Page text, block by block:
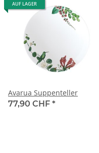
AUF LAGER
Avarua Suppenteller
77,90 CHF *